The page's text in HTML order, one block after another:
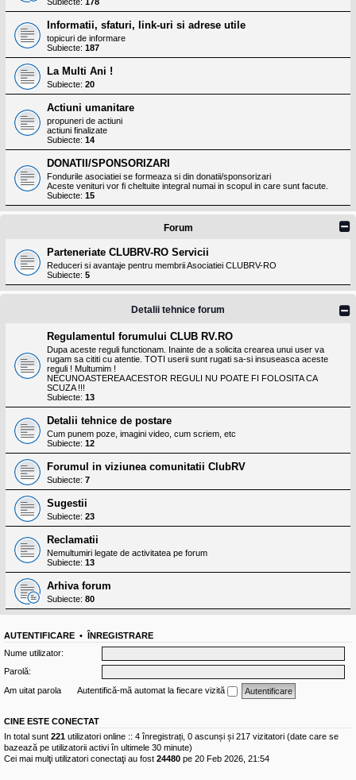
Informatii, sfaturi, link-uri si adrese utile
topicuri de informare
Subiecte: 187
La Multi Ani !
Subiecte: 20
Actiuni umanitare
propuneri de actiuni
actiuni finalizate
Subiecte: 14
DONATII/SPONSORIZARI
Fondurile asociatiei se formeaza si din donatii/sponsorizari
Aceste venituri vor fi cheltuite integral numai in scopul in care sunt facute.
Subiecte: 15
Forum
Parteneriate CLUBRV-RO Servicii
Reduceri si avantaje pentru membrii Asociatiei CLUBRV-RO
Subiecte: 5
Detalii tehnice forum
Regulamentul forumului CLUB RV.RO
Dupa aceste reguli functionam. Inainte de a solicita crearea unui user va
rugam sa cititi cu atentie. TOTI userii sunt rugati sa-si insuseasca aceste
reguli ! Multumim !
NECUNOASTEREA ACESTOR REGULI NU POATE FI FOLOSITA CA
SCUZA !!!
Subiecte: 13
Detalii tehnice de postare
Cum punem poze, imagini video, cum scriem, etc
Subiecte: 12
Forumul in viziunea comunitatii ClubRV
Subiecte: 7
Sugestii
Subiecte: 23
Reclamatii
Nemultumiri legate de activitatea pe forum
Subiecte: 13
Arhiva forum
Subiecte: 80
AUTENTIFICARE •
ÎNREGISTRARE
Nume utilizator:
Parolă:
Am uitat parola
Autentifică-mă automat la fiecare vizită
CINE ESTE CONECTAT
In total sunt 221 utilizatori online :: 4 înregistrați, 0 ascunși și 217 vizitatori (date care se
bazează pe utilizatorii activi în ultimele 30 minute)
Cei mai mulţi utilizatori conectaţi au fost 24480 pe 20 Feb 2026, 21:54